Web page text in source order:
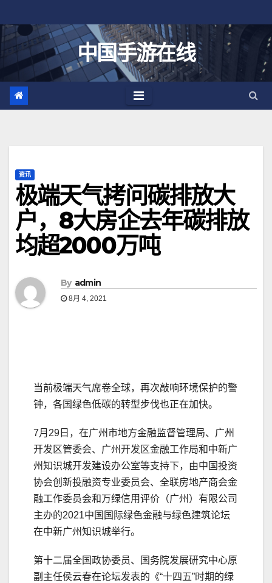
至
中国手游在线
资讯
极端天气拷问碳排放大
户，8大房企去年碳排放
均超2000万吨
By admin
8月 4, 2021
当前极端天气席卷全球，再次敲响环境保护的警
钟，各国绿色低碳的转型步伐也正在加快。
7月29日，在广州市地方金融监督管理局、广州
开发区管委会、广州开发区金融工作局和中新广
州知识城开发建设办公室等支持下，由中国投资
协会创新投融资专业委员会、全联房地产商会金
融工作委员会和万绿信用评价（广州）有限公司
主办的2021中国国际绿色金融与绿色建筑论坛
在中新广州知识城举行。
第十二届全国政协委员、国务院发展研究中心原
副主任侯云春在论坛发表的《“十四五”时期的绿